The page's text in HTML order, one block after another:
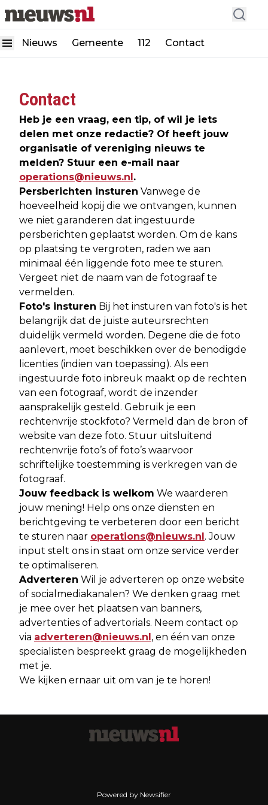
Nieuws Gemeente 112 Contact
Contact
Heb je een vraag, een tip, of wil je iets
delen met onze redactie? Of heeft jouw
organisatie of vereniging nieuws te
melden? Stuur een e-mail naar
operations@nieuws.nl.
Persberichten insturen Vanwege de
hoeveelheid kopij die we ontvangen, kunnen
we niet garanderen dat ingestuurde
persberichten geplaatst worden. Om de kans
op plaatsing te vergroten, raden we aan
minimaal één liggende foto mee te sturen.
Vergeet niet de naam van de fotograaf te
vermelden.
Foto's insturen Bij het insturen van foto's is het
belangrijk dat de juiste auteursrechten
duidelijk vermeld worden. Degene die de foto
aanlevert, moet beschikken over de benodigde
licenties (indien van toepassing). Als een
ingestuurde foto inbreuk maakt op de rechten
van een fotograaf, wordt de inzender
aansprakelijk gesteld. Gebruik je een
rechtenvrije stockfoto? Vermeld dan de bron of
website van deze foto. Stuur uitsluitend
rechtenvrije foto’s of foto’s waarvoor
schriftelijke toestemming is verkregen van de
fotograaf.
Jouw feedback is welkom We waarderen
jouw mening! Help ons onze diensten en
berichtgeving te verbeteren door een bericht
te sturen naar operations@nieuws.nl. Jouw
input stelt ons in staat om onze service verder
te optimaliseren.
Adverteren Wil je adverteren op onze website
of socialmediakanalen? We denken graag met
je mee over het plaatsen van banners,
advertenties of advertorials. Neem contact op
via adverteren@nieuws.nl, en één van onze
specialisten bespreekt graag de mogelijkheden
met je.
We kijken ernaar uit om van je te horen!
Powered by Newsifier